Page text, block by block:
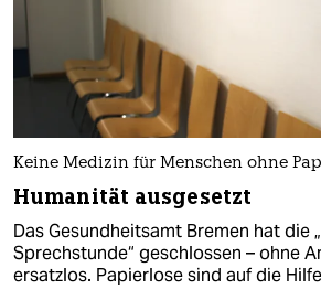
Keine Medizin für Menschen ohne
Humanität ausgesetzt
Das Gesundheitsamt Bremen hat die
Sprechstunde“ geschlossen – ohne
ersatzlos. Papierlose sind auf die